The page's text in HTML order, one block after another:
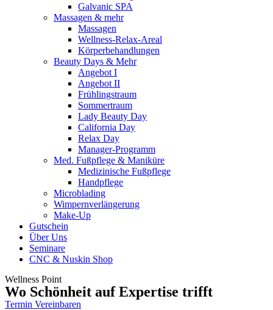
Galvanic SPA
Massagen & mehr
Massagen
Wellness-Relax-Areal
Körperbehandlungen
Beauty Days & Mehr
Angebot I
Angebot II
Frühlingstraum
Sommertraum
Lady Beauty Day
California Day
Relax Day
Manager-Programm
Med. Fußpflege & Maniküre
Medizinische Fußpflege
Handpflege
Microblading
Wimpernverlängerung
Make-Up
Gutschein
Über Uns
Seminare
CNC & Nuskin Shop
Wellness Point
Wo Schönheit auf Expertise trifft
Termin Vereinbaren